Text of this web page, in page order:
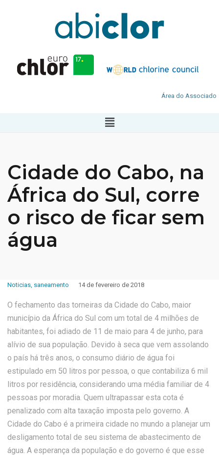
Área do Associado
Cidade do Cabo, na
África do Sul, corre
o risco de ficar sem
água
Noticias, saneamento 14 de fevereiro de 2018
O fechamento das torneiras da Cidade do Cabo, maior
município da África do Sul com um total de 4 milhões de
habitantes, foi adiado de 11 de maio para 4 de junho, para
alívio de sua população. Devido à seca que vem assolando
o país há três anos, o consumo diário de água foi
estipulado em 50 litros por pessoa, o que contabiliza 6 mil
litros por residência, considerando uma média familiar de 4
pessoas por moradia. Quem ultrapassar esta cota é
penalizado com alta taxação imposta pelo governo. A
Cidade do Cabo é a primeira cidade no mundo a planejar um
desligamento total de seu sistema de abastecimento de
água. A esperança da população e do governo é que esse